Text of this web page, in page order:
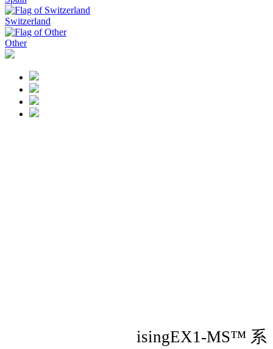
Switzerland
Other
isingEX1-MS™ 系